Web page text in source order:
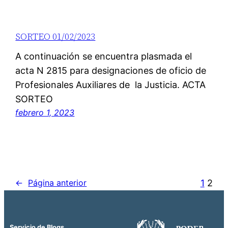
SORTEO 01/02/2023
A continuación se encuentra plasmada el
acta N 2815 para designaciones de oficio de
Profesionales Auxiliares de la Justicia. ACTA
SORTEO
febrero 1, 2023
← Página anterior 1 2